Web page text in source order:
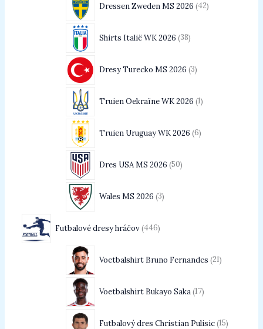
Dressen Zweden MS 2026 42
Shirts Italië WK 2026 38
Dresy Turecko MS 2026 3
Truien Oekraïne WK 2026 1
Truien Uruguay WK 2026 6
Dres USA MS 2026 50
Wales MS 2026 3
Futbalové dresy hráčov 446
Voetbalshirt Bruno Fernandes 21
Voetbalshirt Bukayo Saka 17
Futbalový dres Christian Pulisic 15